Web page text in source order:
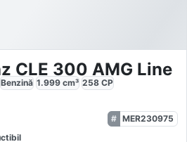
CLE 300 AMG Line
Benzină 1.999 cm³ 258 CP
MER230975